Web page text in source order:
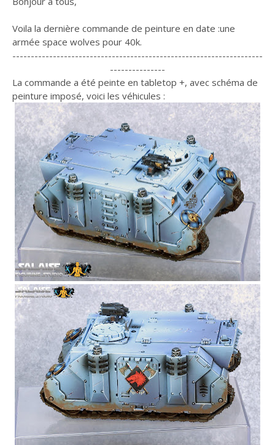
Voila la dernière commande de peinture en date :une
armée space wolves pour 40k.
--------------------------------------------------------------------
---------------
La commande a été peinte en tabletop +, avec schéma de
peinture imposé, voici les véhicules :